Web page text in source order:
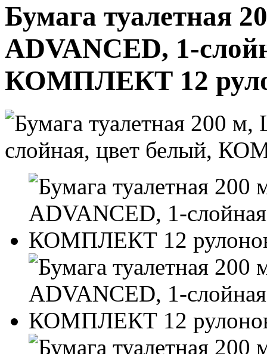
Бумага туалетная
ADVANCED, 1-
КОМПЛЕКТ 12